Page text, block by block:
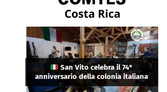
San Vito celebra il 74°
anniversario della colonia italiana
Attenzione connazionali: in Costa
Rica rifiutato l’ingresso a chi ha il
passaporto danneggiato
La Camera di Commercio Italiana in
Costa Rica ha eletto i suoi nuovi
vertici: Cristina Guerrini come
Presidente e Salo Himmelstern
come Vicepresidente.